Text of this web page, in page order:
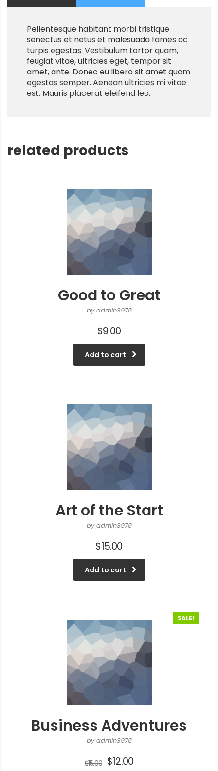
Pellentesque habitant morbi tristique
senectus et netus et malesuada fames ac
turpis egestas. Vestibulum tortor quam,
feugiat vitae, ultricies eget, tempor sit
amet, ante. Donec eu libero sit amet quam
egestas semper. Aenean ultricies mi vitae
est. Mauris placerat eleifend leo.
related products
Good to Great
by admin3978
$9.00
Add to cart
Art of the Start
by admin3978
$15.00
Add to cart
SALE!
Business Adventures
by admin3978
$15.00 $12.00